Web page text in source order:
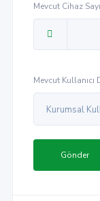
Mevcut Cihaz
Mevcut Kullanıcı
Kurumsal
Gönder